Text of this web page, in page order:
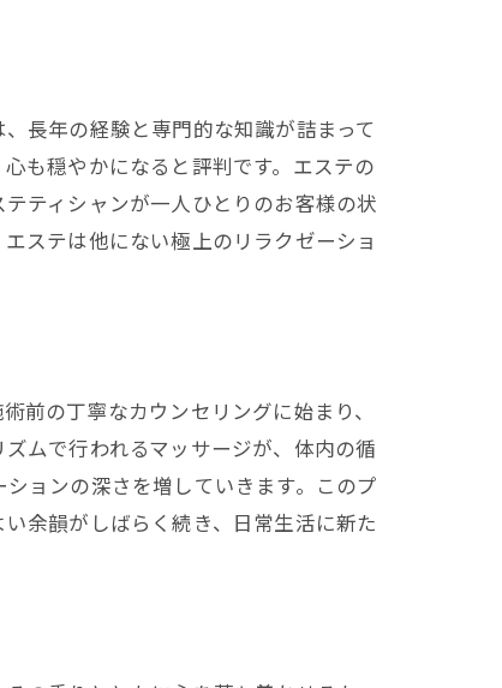
長年の経験と専門的な知識が詰まって
も穏やかになると評判です。エステの
ティシャンが一人ひとりのお客様の状
ステは他にない極上のリラクゼーショ
前の丁寧なカウンセリングに始まり、
ムで行われるマッサージが、体内の循
ョンの深さを増していきます。このプ
余韻がしばらく続き、日常生活に新た